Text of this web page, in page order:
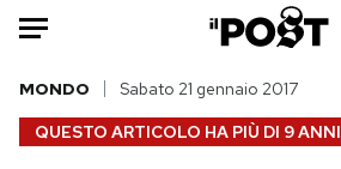
Auto
HOME
QUESTO ARTICOLO HA PIÙ DI 9 ANNI
MONDO Sabato 21 gennaio 2017